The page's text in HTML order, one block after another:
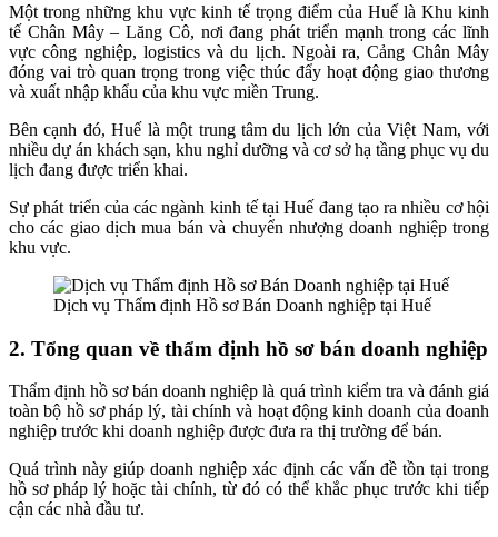
Một trong những khu vực kinh tế trọng điểm của Huế là Khu kinh
tế Chân Mây – Lăng Cô, nơi đang phát triển mạnh trong các lĩnh
vực công nghiệp, logistics và du lịch. Ngoài ra, Cảng Chân Mây
đóng vai trò quan trọng trong việc thúc đẩy hoạt động giao thương
và xuất nhập khẩu của khu vực miền Trung.
Bên cạnh đó, Huế là một trung tâm du lịch lớn của Việt Nam, với
nhiều dự án khách sạn, khu nghỉ dưỡng và cơ sở hạ tầng phục vụ du
lịch đang được triển khai.
Sự phát triển của các ngành kinh tế tại Huế đang tạo ra nhiều cơ hội
cho các giao dịch mua bán và chuyển nhượng doanh nghiệp trong
khu vực.
Dịch vụ Thẩm định Hồ sơ Bán Doanh nghiệp tại Huế
2. Tổng quan về thẩm định hồ sơ bán doanh nghiệp
Thẩm định hồ sơ bán doanh nghiệp là quá trình kiểm tra và đánh giá
toàn bộ hồ sơ pháp lý, tài chính và hoạt động kinh doanh của doanh
nghiệp trước khi doanh nghiệp được đưa ra thị trường để bán.
Quá trình này giúp doanh nghiệp xác định các vấn đề tồn tại trong
hồ sơ pháp lý hoặc tài chính, từ đó có thể khắc phục trước khi tiếp
cận các nhà đầu tư.